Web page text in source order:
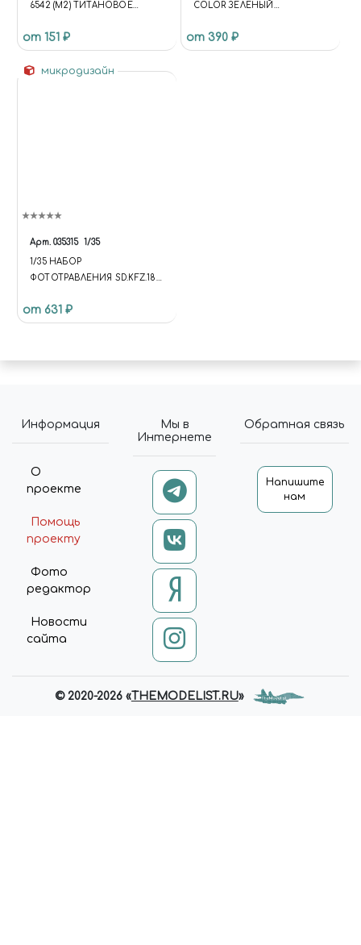
6542 (M2) ТИТАНОВОЕ
от 151 ₽
COLOR ЗЕЛЕНЫЙ
GREEN
от 390 ₽
микродизайн
Арт. 035315 1/35
1/35 НАБОР
ФОТОТРАВЛЕНИЯ SD.KFZ.182
от 631 ₽
Информация
О
проекте
Помощь
проекту
Фото
редактор
Новости
сайта
Мы в
Интернете
Обратная связь
Напишите
нам
© 2020-2026 «THEMODELIST.RU»